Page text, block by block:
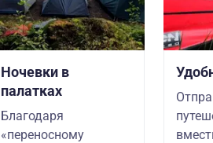
Ночевки в
палатках
Благодаря
«переносному